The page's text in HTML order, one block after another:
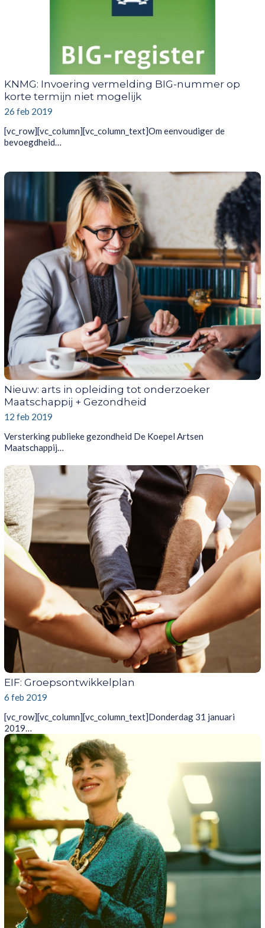
KNMG: Invoering vermelding BIG-nummer op
korte termijn niet mogelijk
26 feb 2019
[vc_row][vc_column][vc_column_text]Om eenvoudiger de
bevoegdheid…
Nieuw: arts in opleiding tot onderzoeker
Maatschappij + Gezondheid
12 feb 2019
Versterking publieke gezondheid De Koepel Artsen
Maatschappij…
EIF: Groepsontwikkelplan
6 feb 2019
[vc_row][vc_column][vc_column_text]Donderdag 31 januari
2019…